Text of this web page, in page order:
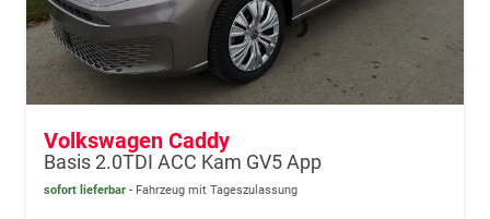
Volkswagen Caddy
Basis 2.0TDI ACC Kam GV5 App
sofort lieferbar Fahrzeug mit Tageszulassung